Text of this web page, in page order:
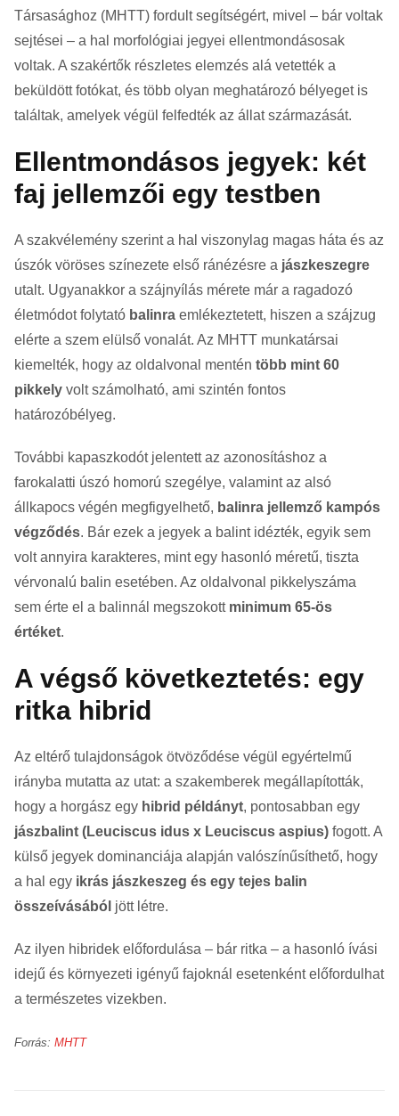
Társasághoz (MHTT) fordult segítségért, mivel – bár voltak
sejtései – a hal morfológiai jegyei ellentmondásosak
voltak. A szakértők részletes elemzés alá vetették a
beküldött fotókat, és több olyan meghatározó bélyeget is
találtak, amelyek végül felfedték az állat származását.
Ellentmondásos jegyek: két
faj jellemzői egy testben
A szakvélemény szerint a hal viszonylag magas háta és az
úszók vöröses színezete első ránézésre a jászkeszegre
utalt. Ugyanakkor a szájnyílás mérete már a ragadozó
életmódot folytató balinra emlékeztetett, hiszen a szájzug
elérte a szem elülső vonalát. Az MHTT munkatársai
kiemelték, hogy az oldalvonal mentén több mint 60
pikkely volt számolható, ami szintén fontos
határozóbélyeg.
További kapaszkodót jelentett az azonosításhoz a
farokalatti úszó homorú szegélye, valamint az alsó
állkapocs végén megfigyelhető, balinra jellemző kampós
végződés. Bár ezek a jegyek a balint idézték, egyik sem
volt annyira karakteres, mint egy hasonló méretű, tiszta
vérvonalú balin esetében. Az oldalvonal pikkelyszáma
sem érte el a balinnál megszokott minimum 65-ös
értéket.
A végső következtetés: egy
ritka hibrid
Az eltérő tulajdonságok ötvöződése végül egyértelmű
irányba mutatta az utat: a szakemberek megállapították,
hogy a horgász egy hibrid példányt, pontosabban egy
jászbalint (Leuciscus idus x Leuciscus aspius) fogott. A
külső jegyek dominanciája alapján valószínűsíthető, hogy
a hal egy ikrás jászkeszeg és egy tejes balin
összeívásából jött létre.
Az ilyen hibridek előfordulása – bár ritka – a hasonló ívási
idejű és környezeti igényű fajoknál esetenként előfordulhat
a természetes vizekben.
Forrás: MHTT